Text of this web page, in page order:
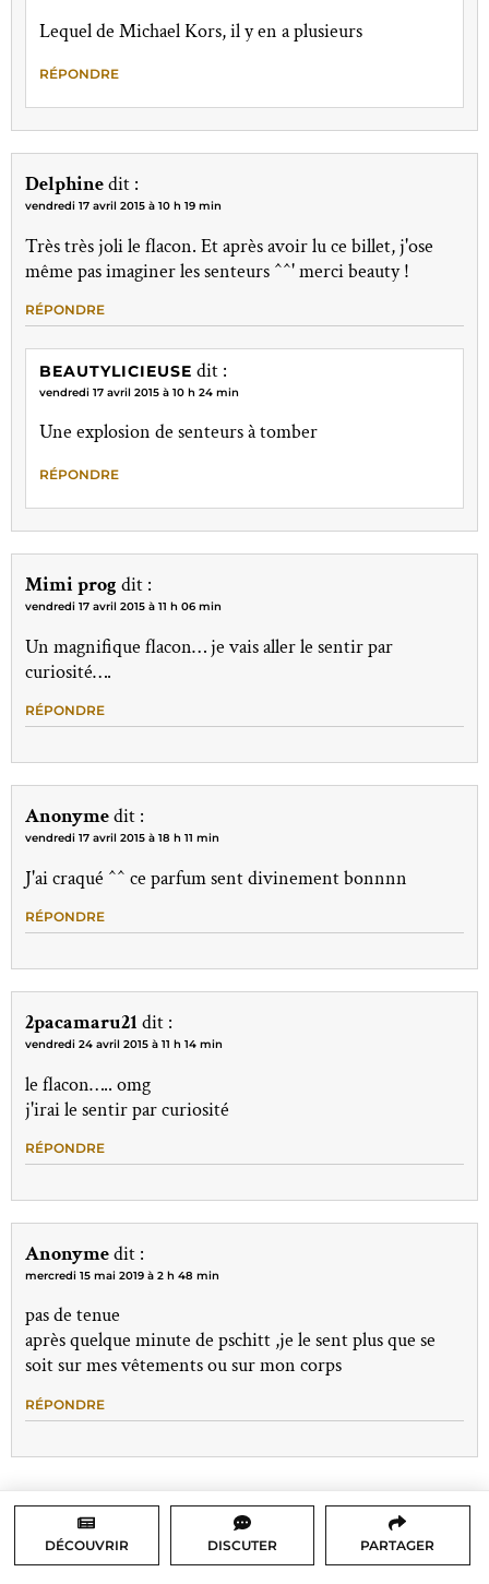
Lequel de Michael Kors, il y en a plusieurs
RÉPONDRE
Delphinedit :
vendredi 17 avril 2015 à 10 h 19 min
Très très joli le flacon. Et après avoir lu ce billet, j'ose
même pas imaginer les senteurs ^^' merci beauty !
RÉPONDRE
BEAUTYLICIEUSE dit :
vendredi 17 avril 2015 à 10 h 24 min
Une explosion de senteurs à tomber
RÉPONDRE
Mimi prog dit :
vendredi 17 avril 2015 à 11 h 06 min
Un magnifique flacon… je vais aller le sentir par
curiosité….
RÉPONDRE
Anonymedit :
vendredi 17 avril 2015 à 18 h 11 min
J'ai craqué ^^ ce parfum sent divinement bonnnn
RÉPONDRE
2pacamaru21 dit :
vendredi 24 avril 2015 à 11 h 14 min
le flacon….. omg
j'irai le sentir par curiosité
RÉPONDRE
Anonymedit :
mercredi 15 mai 2019 à 2 h 48 min
pas de tenue
après quelque minute de pschitt ,je le sent plus que se
soit sur mes vêtements ou sur mon corps
RÉPONDRE
DÉCOUVRIR DISCUTER PARTAGER